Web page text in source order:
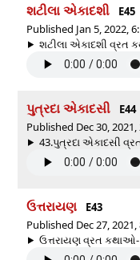
શટીલા એકાદશી
E45
Published Jan 5, 2022,
શટીલા એકાદશી વ્રત
પુત્રદા એકાદસી
E44
Published Dec 30, 2021,
43.પુત્રદા એકાદસી
ઉત્તરાયણ
E43
Published Dec 27, 2021,
ઉત્તરાયણ વ્રત કથાઓ-